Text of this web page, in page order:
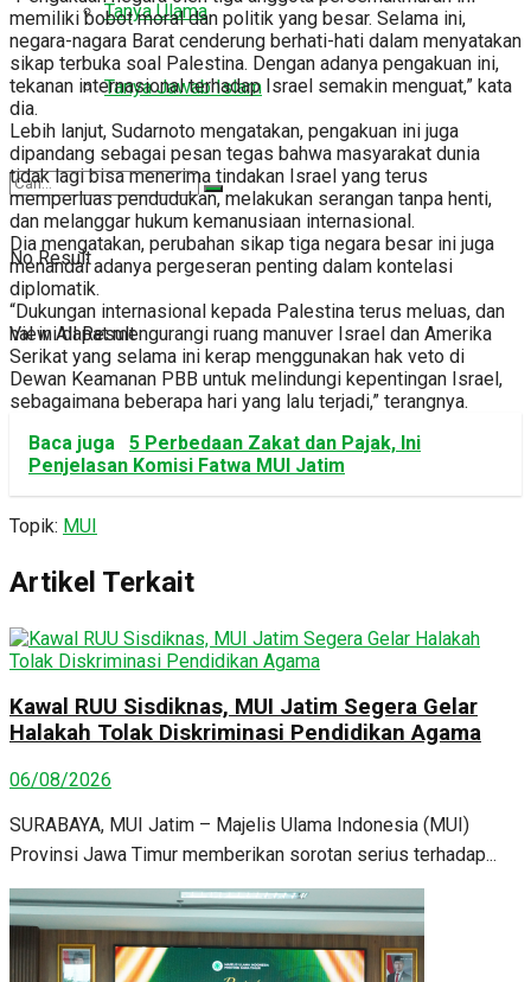
Tanya Ulama
Tanya Jawab Islam
No Result
View All Result
memiliki bobot moral dan politik yang besar. Selama ini,
negara-nagara Barat cenderung berhati-hati dalam menyatakan
sikap terbuka soal Palestina. Dengan adanya pengakuan ini,
tekanan internasional terhadap Israel semakin menguat,” kata
dia.
Lebih lanjut, Sudarnoto mengatakan, pengakuan ini juga
dipandang sebagai pesan tegas bahwa masyarakat dunia
tidak lagi bisa menerima tindakan Israel yang terus
memperluas pendudukan, melakukan serangan tanpa henti,
dan melanggar hukum kemanusiaan internasional.
Dia mengatakan, perubahan sikap tiga negara besar ini juga
menandai adanya pergeseran penting dalam kontelasi
diplomatik.
“Dukungan internasional kepada Palestina terus meluas, dan
hal ini dapat mengurangi ruang manuver Israel dan Amerika
Serikat yang selama ini kerap menggunakan hak veto di
Dewan Keamanan PBB untuk melindungi kepentingan Israel,
sebagaimana beberapa hari yang lalu terjadi,” terangnya.
Baca juga
5 Perbedaan Zakat dan Pajak, Ini
Penjelasan Komisi Fatwa MUI Jatim
Topik: MUI
Artikel Terkait
Kawal RUU Sisdiknas, MUI Jatim Segera Gelar
Halakah Tolak Diskriminasi Pendidikan Agama
06/08/2026
SURABAYA, MUI Jatim – Majelis Ulama Indonesia (MUI)
Provinsi Jawa Timur memberikan sorotan serius terhadap...